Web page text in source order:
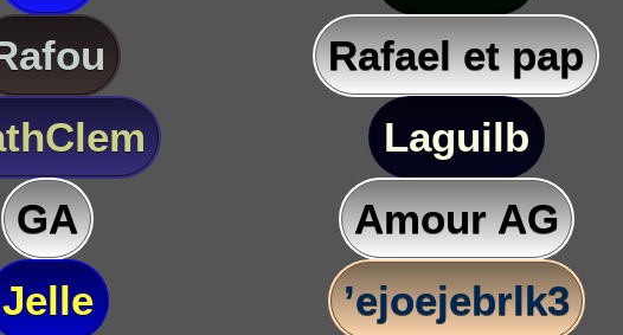
Rafael et pap
Laguilb
GA
Amour AG
Jelle
’ejoejebrlk3